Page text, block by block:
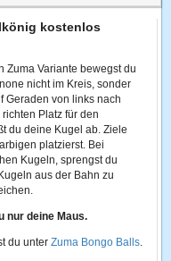
kostenlos
Zuma Variante bewegst du
nicht im Kreis, sonder
Geraden von links nach
Platz für den
du deine Kugel ab. Ziele
platzierst. Bei
Kugeln, sprengst du
aus der Bahn zu
nur deine Maus.
du unterZuma Bongo Balls.